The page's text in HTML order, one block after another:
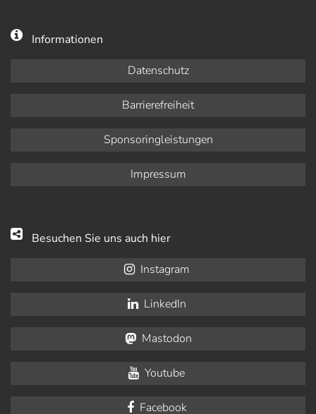
Informationen
Datenschutz
Barrierefreiheit
Sponsoringleistungen
Impressum
Besuchen Sie uns auch hier
Instagram
LinkedIn
Mastodon
Youtube
Facebook